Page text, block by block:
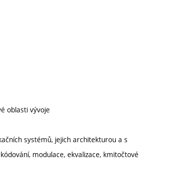
oblasti vývoje
systémů, jejich architekturou a s
modulace, ekvalizace, kmitočtové